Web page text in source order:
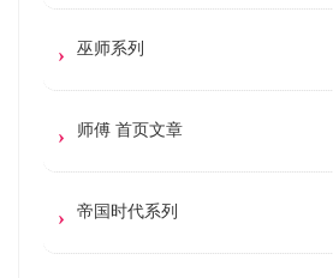
巫师系列
师傅 首页文章
帝国时代系列